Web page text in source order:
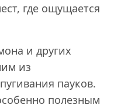
где ощущается
и других
из
пауков.
полезным